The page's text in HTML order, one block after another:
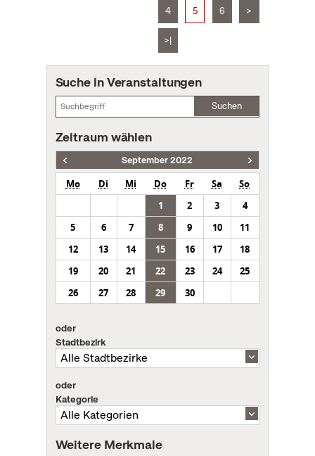
4 5 6 >
>|
Suche in Veranstaltungen
Suchen
Zeitraum wählen
September 2022
Mo Di Mi Do Fr Sa
So
1
2 3
4
5
6 7 8 9 10
11
12
13 14 15 16 17
18
19
20 21 22 23 24
25
26
27 28 29 30
oder
Stadtbezirk
oder
Kategorie
Weitere Merkmale